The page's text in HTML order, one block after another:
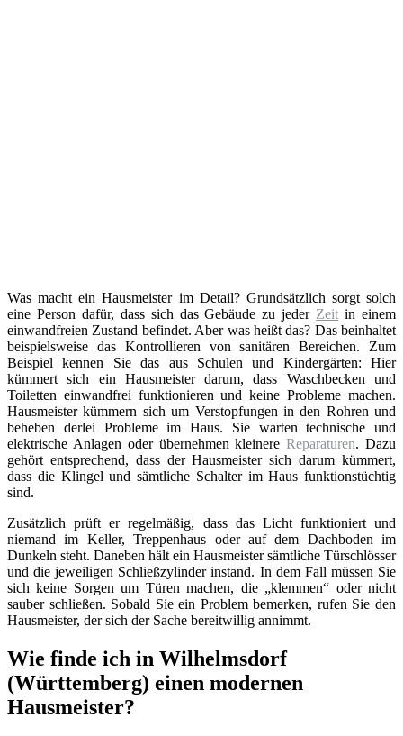
Was macht ein Hausmeister im Detail? Grundsätzlich sorgt solch
eine Person dafür, dass sich das Gebäude zu jeder Zeit in einem
einwandfreien Zustand befindet. Aber was heißt das? Das beinhaltet
beispielsweise das Kontrollieren von sanitären Bereichen. Zum
Beispiel kennen Sie das aus Schulen und Kindergärten: Hier
kümmert sich ein Hausmeister darum, dass Waschbecken und
Toiletten einwandfrei funktionieren und keine Probleme machen.
Hausmeister kümmern sich um Verstopfungen in den Rohren und
beheben derlei Probleme im Haus. Sie warten technische und
elektrische Anlagen oder übernehmen kleinereReparaturen. Dazu
gehört entsprechend, dass der Hausmeister sich darum kümmert,
dass die Klingel und sämtliche Schalter im Haus funktionstüchtig
sind.
Zusätzlich prüft er regelmäßig, dass das Licht funktioniert und
niemand im Keller, Treppenhaus oder auf dem Dachboden im
Dunkeln steht. Daneben hält ein Hausmeister sämtliche Türschlösser
und die jeweiligen Schließzylinder instand. In dem Fall müssen Sie
sich keine Sorgen um Türen machen, die „klemmen“ oder nicht
sauber schließen. Sobald Sie ein Problem bemerken, rufen Sie den
Hausmeister, der sich der Sache bereitwillig annimmt.
Wie finde ich in Wilhelmsdorf
(Württemberg) einen modernen
Hausmeister?